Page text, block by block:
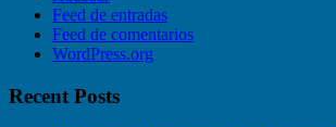
Feed de entradas
Feed de comentarios
WordPress.org
Recent Posts